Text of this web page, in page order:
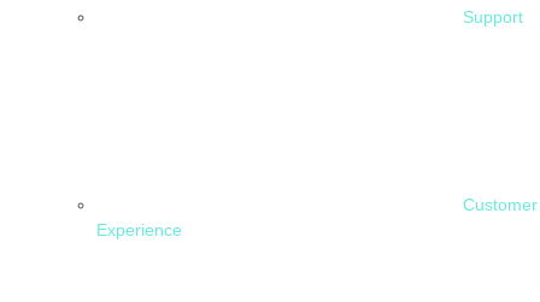
Support
Customer
Experience